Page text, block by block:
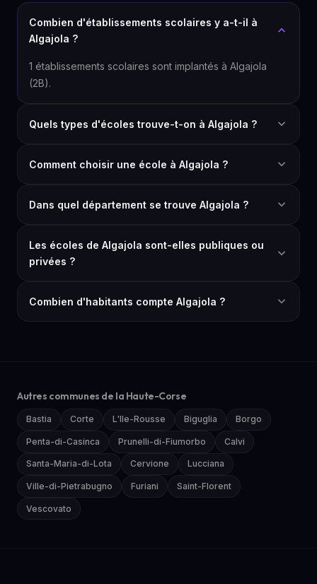
Combien d'établissements scolaires y a-t-il à
Algajola ?
1 établissements scolaires sont implantés à Algajola
(2B).
Quels types d'écoles trouve-t-on à Algajola ?
Comment choisir une école à Algajola ?
Dans quel département se trouve Algajola ?
Les écoles de Algajola sont-elles publiques ou
privées ?
Combien d'habitants compte Algajola ?
Autres communes de la Haute-Corse
Bastia Corte L'Ile-Rousse Biguglia Borgo
Penta-di-Casinca Prunelli-di-Fiumorbo Calvi
Santa-Maria-di-Lota Cervione Lucciana
Ville-di-Pietrabugno Furiani Saint-Florent
Vescovato